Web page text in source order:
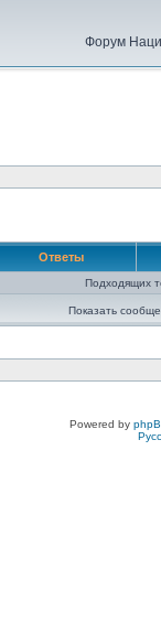
Форум
Ответы
Подходящих
Показать
Powered by